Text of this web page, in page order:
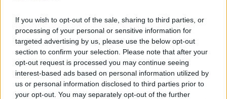
If you wish to opt-out of the sale, sharing to third parties, or
processing of your personal or sensitive information for
targeted advertising by us, please use the below opt-out
section to confirm your selection. Please note that after your
opt-out request is processed you may continue seeing
interest-based ads based on personal information utilized by
us or personal information disclosed to third parties prior to
your opt-out. You may separately opt-out of the further
https://www.youtube.com/watch?v=rdlGqf9pxm8
https://www.youtube.com/watch?v=qCZeLaXf2zc
https://www.youtube.com/watch?v=FlPL47OZ4UM
Reply